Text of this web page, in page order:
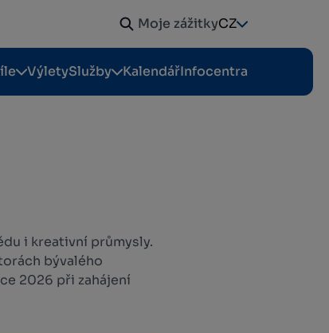
Moje zážitkyCZ
VýletySlužby KalendářInfocentra
i kreativní průmysly.
bývalého
2026 při zahájení